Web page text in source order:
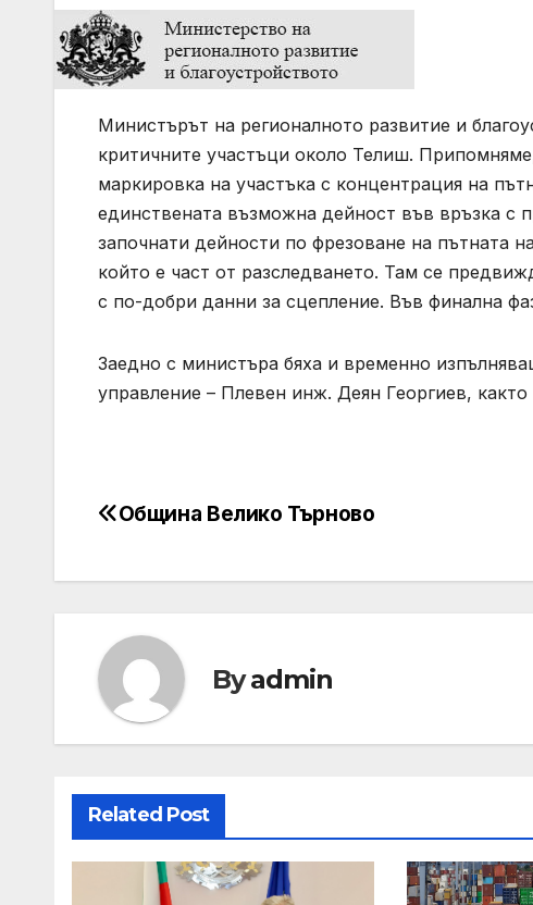
Министърът на регионалното развитие и
критичните участъци около Телиш.
маркировка на участъка с концентрация на
единствената възможна дейност във връзка с
започнати дейности по фрезоване на пътната
който е част от разследването. Там се
с по-добри данни за сцепление. Във финална
Заедно с министъра бяха и временно
управление – Плевен инж. Деян Георгиев,
Post
Община Велико Търново
Byadmin
Related Post